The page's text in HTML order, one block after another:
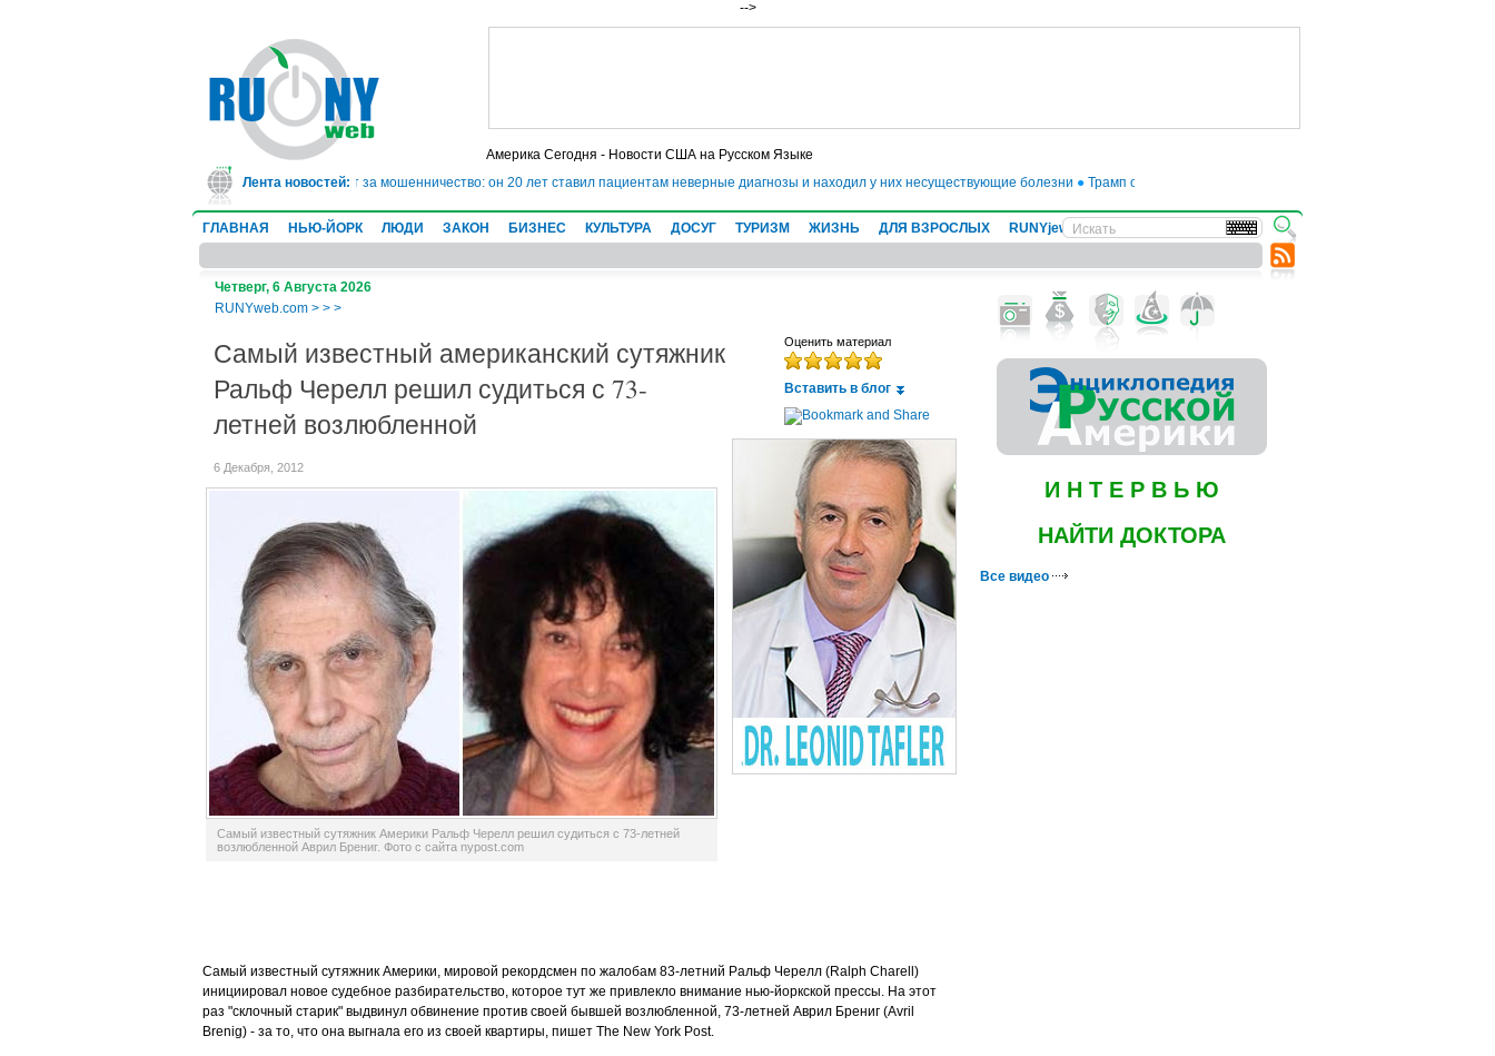
-->
Америка Сегодня - Новости США на Русском Языке
Лента новостей:
В Техасе врач-ревматолог сядет в тюрьму на 10 лет за мошенничество: он 20 лет ставил пациентам неверные диагнозы и находил у них несуществующие болезни● Трамп отложил введение 50-процентных пошлин на товары из ЕС
ГЛАВНАЯ НЬЮ-ЙОРК ЛЮДИ ЗАКОН БИЗНЕС КУЛЬТУРА ДОСУГ ТУРИЗМ ЖИЗНЬ ДЛЯ ВЗРОСЛЫХ RUNYjews ВЕСТИ ИЗ УКРАИНЫ
Четверг, 6 Августа 2026
RUNYweb.com > > >
Оценить материал
Вставить в блог
Самый известный американский сутяжник
Ральф Черелл решил судиться с 73-
летней возлюбленной
6 Декабря, 2012
Самый известный сутяжник Америки Ральф Черелл решил судиться с 73-летней
возлюбленной Аврил Брениг. Фото с сайта nypost.com
Самый известный сутяжник Америки, мировой рекордсмен по жалобам 83-летний Ральф Черелл (Ralph Charell)
инициировал новое судебное разбирательство, которое тут же привлекло внимание нью-йоркской прессы. На этот
раз "склочный старик" выдвинул обвинение против своей бывшей возлюбленной, 73-летней Аврил Брениг (Avril
Brenig) - за то, что она выгнала его из своей квартиры, пишет The New York Post.
И Н Т Е Р В Ь Ю
НАЙТИ ДОКТОРА
Все видео